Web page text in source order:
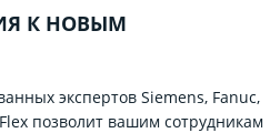
К НОВЫМ
экспертов Siemens, Fanuc,
позволит вашим сотрудникам